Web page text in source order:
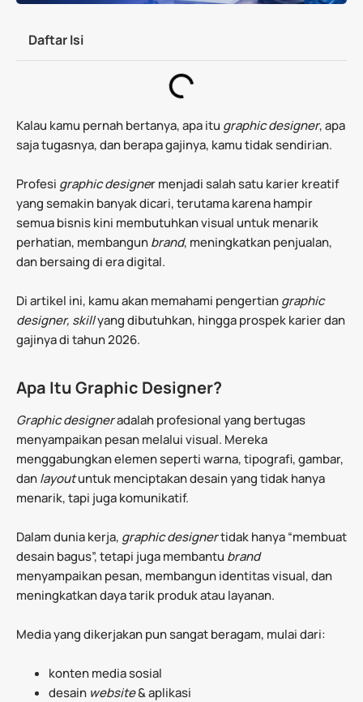
Daftar Isi
Kalau kamu pernah bertanya, apa itu graphic designer, apa
saja tugasnya, dan berapa gajinya, kamu tidak sendirian.
Profesi graphic designer menjadi salah satu karier kreatif
yang semakin banyak dicari, terutama karena hampir
semua bisnis kini membutuhkan visual untuk menarik
perhatian, membangunbrand, meningkatkan penjualan,
dan bersaing di era digital.
Di artikel ini, kamu akan memahami pengertiangraphic
designer, skillyang dibutuhkan, hingga prospek karier dan
gajinya di tahun 2026.
Apa Itu Graphic Designer?
Graphic designeradalah profesional yang bertugas
menyampaikan pesan melalui visual. Mereka
menggabungkan elemen seperti warna, tipografi, gambar,
danlayoutuntuk menciptakan desain yang tidak hanya
menarik, tapi juga komunikatif.
Dalam dunia kerja, graphic designertidak hanya “membuat
desain bagus”, tetapi juga membantu brand
menyampaikan pesan, membangun identitas visual, dan
meningkatkan daya tarik produk atau layanan.
Media yang dikerjakan pun sangat beragam, mulai dari:
konten media sosial
desain website& aplikasi